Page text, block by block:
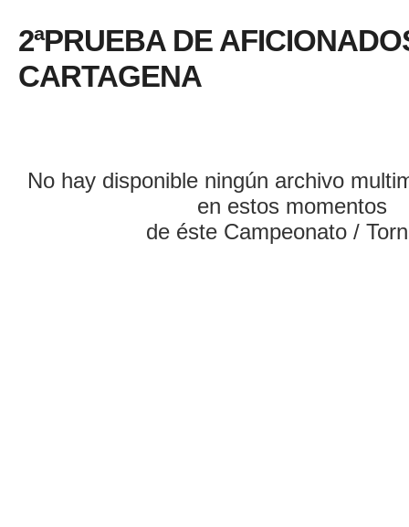
2ªPRUEBA DE
CARTAGENA
No hay disponible ningún archivo
en estos momentos
de éste Campeonato /